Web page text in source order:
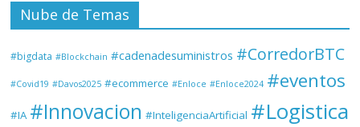
Nube de Temas
#bigdata #Blockchain #cadenadesuministros #CorredorBTC
#Covid19 #Davos2025 #ecommerce #Enloce #Enloce2024 #eventos
#IA #Innovacion #InteligenciaArtificial #Logistica